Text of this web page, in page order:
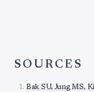
SOURCES
Bak SU, Jung MS,